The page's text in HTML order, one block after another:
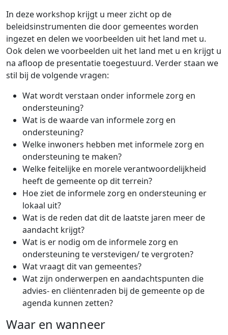
In deze workshop krijgt u meer zicht op de
beleidsinstrumenten die door gemeentes worden
ingezet en delen we voorbeelden uit het land met u.
Ook delen we voorbeelden uit het land met u en krijgt u
na afloop de presentatie toegestuurd. Verder staan we
stil bij de volgende vragen:
Wat wordt verstaan onder informele zorg en
ondersteuning?
Wat is de waarde van informele zorg en
ondersteuning?
Welke inwoners hebben met informele zorg en
ondersteuning te maken?
Welke feitelijke en morele verantwoordelijkheid
heeft de gemeente op dit terrein?
Hoe ziet de informele zorg en ondersteuning er
lokaal uit?
Wat is de reden dat dit de laatste jaren meer de
aandacht krijgt?
Wat is er nodig om de informele zorg en
ondersteuning te verstevigen/ te vergroten?
Wat vraagt dit van gemeentes?
Wat zijn onderwerpen en aandachtspunten die
advies- en cliëntenraden bij de gemeente op de
agenda kunnen zetten?
Waar en wanneer